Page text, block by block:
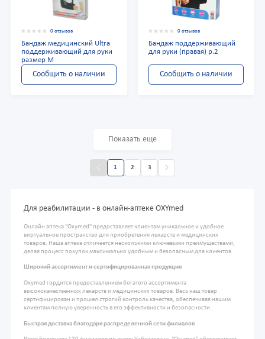
0 отзывов
Бандаж медицинский Ultra
поддерживающий для руки
размер M
Сообщить о наличии
0 отзывов
Бандаж поддерживающий
для руки (правая) р.2
Сообщить о наличии
Показать еще
1 2 3
Для реабилитации - в онлайн-аптеке OXYmed
Онлайн аптека "Oxymed" предоставляет клиентам уникальное и удобное
виртуальное пространство для приобретения лекарств и медицинских
товаров. Наша аптека отличается несколькими ключевыми преимуществами,
делая процесс покупок максимально удобным и безопасным для клиентов.
Широкий ассортимент и сертифицированная продукция
Oxymed гордится предоставлением богатого ассортимента
высококачественных лекарств и медицинских товаров. Весь наш товар
сертифицирован и прошел строгий контроль качества, обеспечивая нашим
клиентам полную уверенность в его эффективности и безопасности.
Быстрая доставка благодаря распределенной сети филиалов